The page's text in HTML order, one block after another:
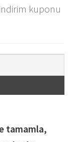
kuponu
tamamla,